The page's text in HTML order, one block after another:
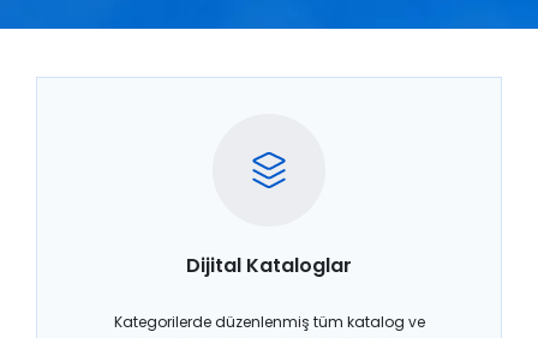
Dijital Kataloglar
Kategorilerde düzenlenmiş tüm katalog ve